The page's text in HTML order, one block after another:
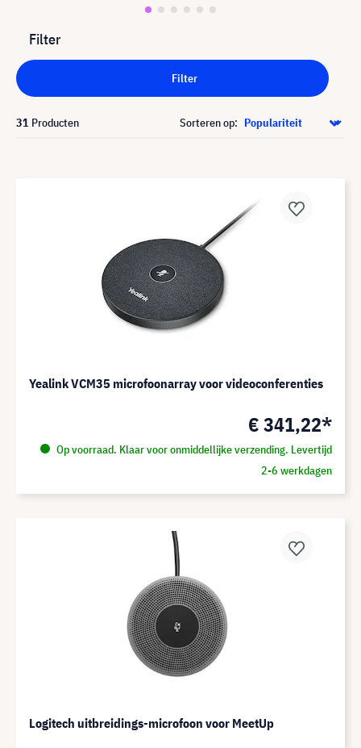
Filter
Filter
31 Producten Sorteren op:
Yealink VCM35 microfoonarray voor videoconferenties
€ 341,22*
Op voorraad. Klaar voor onmiddellijke verzending. Levertijd
2-6 werkdagen
Logitech uitbreidings-microfoon voor MeetUp